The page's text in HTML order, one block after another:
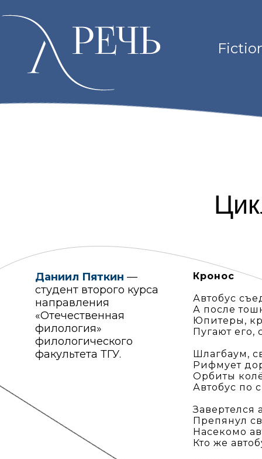
Кронос
Автобус
А после
Юпитеры,
Пугают его,
Шлагбаум,
Рифмует
Орбиты
Автобус по
Завертелся
Препянул
Насекомо
Кто же
Даниил Пяткин —
студент второго курса
направления
«Отечественная
филология»
филологического
факультета ТГУ.